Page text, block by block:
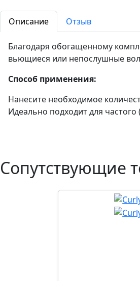
Описание Отзыв
Благодаря обогащенному
вьющиеся или непослушные
Способ применения:
Нанесите необходимое
Идеально подходит для
Сопутствующие